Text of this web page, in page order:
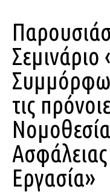
Σεμινάριο
τις
Ασφάλειας
Εργασία»